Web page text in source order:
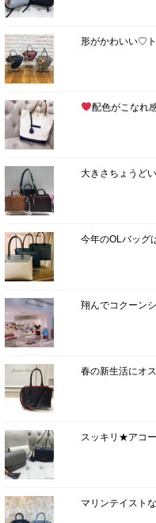
形がかわいい♡
配色がこなれ
大きさちょうど
今年のOLバッグ
翔んでコクーン
春の新生活にオ
スッキリ★アコ
マリンテイスト